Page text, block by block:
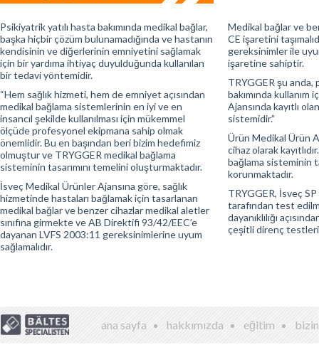
Psikiyatrik yatılı hasta bakımında medikal bağlar,
başka hiçbir çözüm bulunamadığında ve hastanın
kendisinin ve diğerlerinin emniyetini sağlamak
için bir yardıma ihtiyaç duyulduğunda kullanılan
bir tedavi yöntemidir.
“Hem sağlık hizmeti, hem de emniyet açısından
medikal bağlama sistemlerinin en iyi ve en
insancıl şekilde kullanılması için mükemmel
ölçüde profesyonel ekipmana sahip olmak
önemlidir. Bu en başından beri bizim hedefimiz
olmuştur ve TRYGGER medikal bağlama
sisteminin tasarımını temelini oluşturmaktadır.
İsveç Medikal Ürünler Ajansına göre, sağlık
hizmetinde hastaları bağlamak için tasarlanan
medikal bağlar ve benzer cihazlar medikal aletler
sınıfına girmekte ve AB Direktifi 93/42/EEC’e
dayanan LVFS 2003:11 gereksinimlerine uyum
sağlamalıdır.
Medikal bağlar ve
CE işaretini
gereksinimler ile
işaretine sahiptir.
TRYGGER şu anda,
bakımında
Ajansında kayıtlı
sistemidir.”
Ürün Medikal Ürün
cihaz olarak
bağlama sisteminin
korunmaktadır.
TRYGGER, İsveç
tarafından test
dayanıklılığı
çeşitli direnç
ana sayfa hakkımızda eğitim